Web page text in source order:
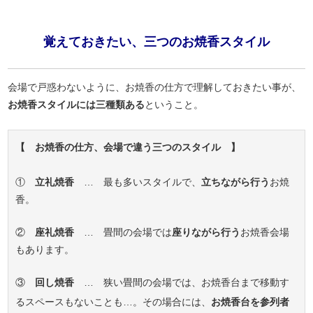
覚えておきたい、三つのお焼香スタイル
会場で戸惑わないように、お焼香の仕方で理解しておきたい事が、
お焼香スタイルには三種類あるということ。
【 お焼香の仕方、会場で違う三つのスタイル 】
①立礼焼香 … 最も多いスタイルで、立ちながら行う お焼
香。
② 座礼焼香 … 畳間の会場では座りながら行う お焼香会場
もあります。
③ 回し焼香 … 狭い畳間の会場では、お焼香台まで移動す
るスペースもないことも…。その場合には、 お焼香台を参列者